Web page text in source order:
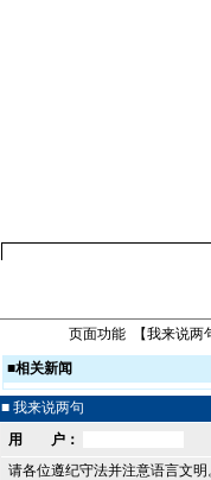
页面功能 【我来说两
■相关新闻
■ 我来说两句
用 户：
请各位遵纪守法并注意语言文明